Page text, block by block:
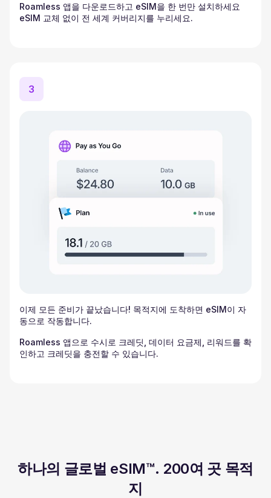
Roamless 앱을 다운로드하고 eSIM을 한 번만 설치하세요
eSIM 교체 없이 전 세계 커버리지를 누리세요.
3
이제 모든 준비가 끝났습니다! 목적지에 도착하면 eSIM이 자
동으로 작동합니다.
Roamless 앱으로 수시로 크레딧, 데이터 요금제, 리워드를 확
인하고 크레딧을 충전할 수 있습니다.
하나의 글로벌 eSIM™. 200여 곳 목적
지